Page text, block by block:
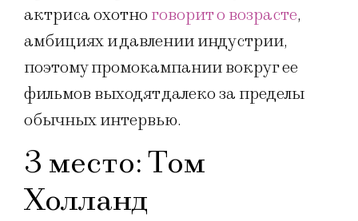
актриса охотно говорит о возрасте,
амбициях и давлении индустрии,
поэтому промокампании вокруг ее
фильмов выходят далеко за пределы
обычных интервью.
3 место: Том
Холланд